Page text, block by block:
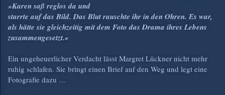
»Karen saß reglos da und
starrte auf das Bild. Das Blut rauschte ihr in den Ohren. Es war,
als hätte sie gleichzeitig mit dem Foto das Drama ihres Lebens
zusammengesetzt.«
Ein ungeheuerlicher Verdacht lässt Margret Lückner nicht mehr
ruhig schlafen. Sie bringt einen Brief auf den Weg und legt eine
Fotografie dazu …